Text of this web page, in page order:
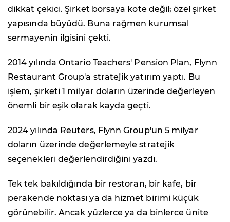
dikkat çekici. Şirket borsaya kote değil; özel şirket
yapısında büyüdü. Buna rağmen kurumsal
sermayenin ilgisini çekti.
2014 yılında Ontario Teachers' Pension Plan, Flynn
Restaurant Group'a stratejik yatırım yaptı. Bu
işlem, şirketi 1 milyar doların üzerinde değerleyen
önemli bir eşik olarak kayda geçti.
2024 yılında Reuters, Flynn Group'un 5 milyar
doların üzerinde değerlemeyle stratejik
seçenekleri değerlendirdiğini yazdı.
Tek tek bakıldığında bir restoran, bir kafe, bir
perakende noktası ya da hizmet birimi küçük
görünebilir. Ancak yüzlerce ya da binlerce ünite